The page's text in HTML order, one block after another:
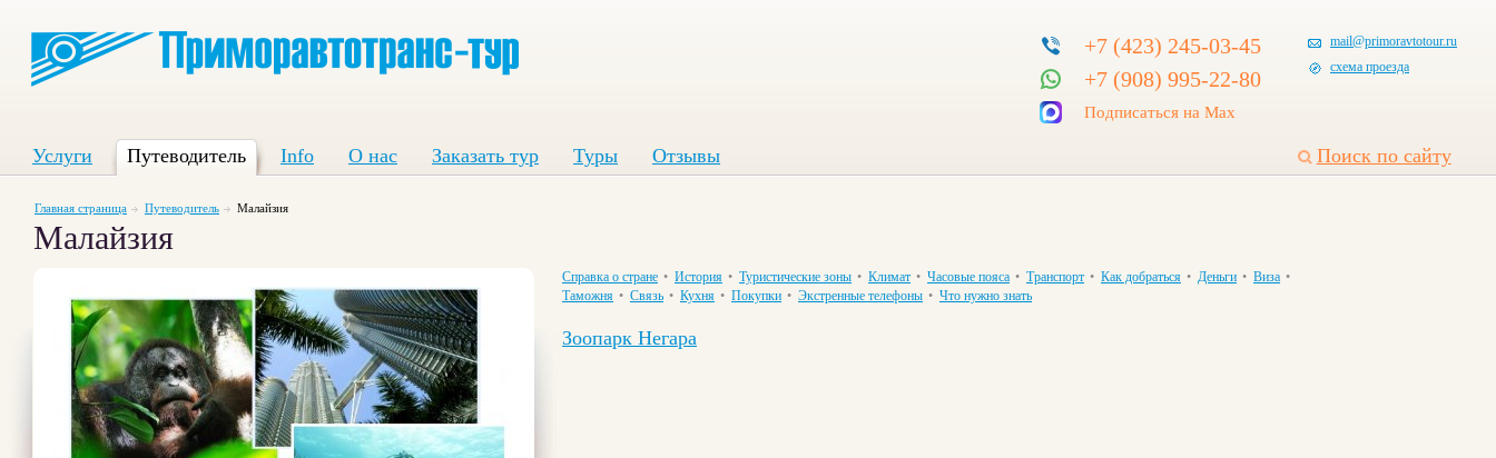
+7 (423) 245-03-45
+7 (908) 995-22-80
Подписаться на Max
mail@primoravtotour.ru
схема проезда
Поиск по сайту
Услуги Путеводитель Info О нас Заказать тур Туры Отзывы
Главная страница Путеводитель Малайзия
Малайзия
Справка о стране • История • Туристические зоны • Климат • Часовые пояса • Транспорт • Как добраться • Деньги • Виза •
Таможня • Связь • Кухня • Покупки • Экстренные телефоны • Что нужно знать
Зоопарк Негара